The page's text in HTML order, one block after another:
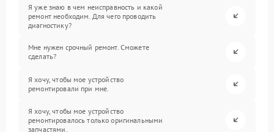
Я уже знаю в чем неисправность и какой
ремонт необходим. Для чего проводить
диагностику?
Мне нужен срочный ремонт. Сможете
сделать?
Я хочу, чтобы мое устройство
ремонтировали при мне.
Я хочу, чтобы мое устройство
ремонтировалось только оригинальными
запчастями.